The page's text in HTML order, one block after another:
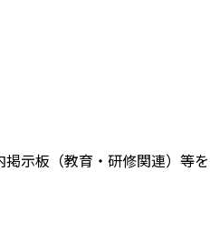
示板（教育・研修関連）等を